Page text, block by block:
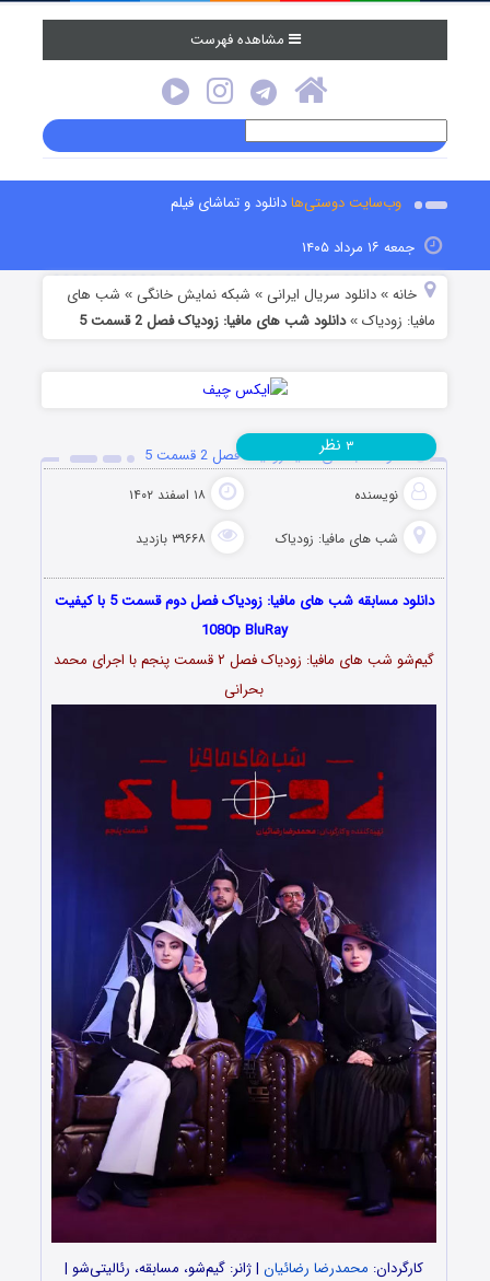
مشاهده فهرست
وب‌سایت دوستی‌هادانلود و تماشای فیلم
جمعه ۱۶ مرداد ۱۴۰۵
خانه »دانلود سریال ایرانی » شبکه نمایش خانگی » شب های
مافیا: زودیاک »دانلود شب های مافیا: زودیاک فصل 2 قسمت 5
دانلود شب های مافیا: زودیاک فصل 2 قسمت 5
نویسنده ۱۸ اسفند ۱۴۰۲
شب های مافیا: زودیاک ۳۹۶۶۸ بازدید
۳ نظر
دانلود مسابقه شب های مافیا: زودیاک فصل دوم قسمت 5 با کیفیت
1080p BluRay
گیم‌شو شب های مافیا: زودیاک فصل ۲ قسمت پنجم با اجرای محمد
بحرانی
کارگردان: محمدرضا رضائیان | ژانر: گیم‌شو، مسابقه، رئالیتی‌شو |